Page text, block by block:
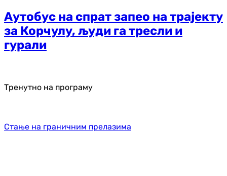
Аутобус на спрат запео на трајекту
за Корчулу, људи га тресли и
гурали
Тренутно на програму
Стање на граничним прелазима